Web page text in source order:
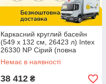
Каркасний круглий басейн
(549 x 132 см, 26423 л) Intex
26330 NP Сірий (повна
комплектація)
Немає в наявності
38 412 ₴